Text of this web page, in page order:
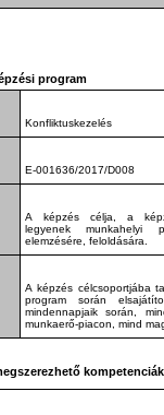
program
Konfliktuskezelés
E-001636/2017/D008
A képzés célja, a
legyenek munkahelyi
elemzésére, feloldására.
A képzés célcsoportjába
program során
mindennapjaik során,
munkaerő-piacon, mind
kompetenciák